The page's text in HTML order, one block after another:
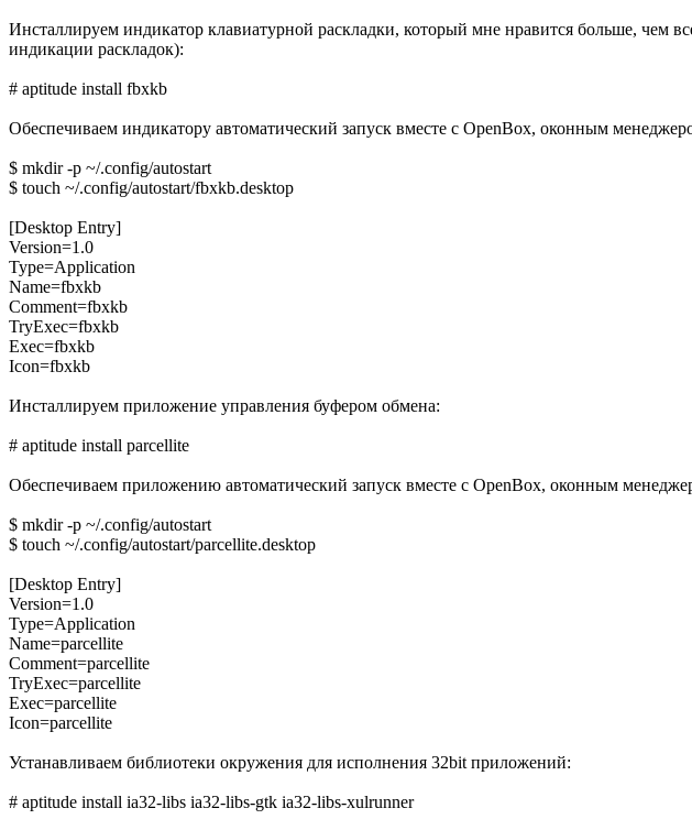
Инсталлируем индикатор клавиатурной раскладки, который мне нравится больше, чем
индикации раскладок):
# aptitude install fbxkb
Обеспечиваем индикатору автоматический запуск вместе с OpenBox, оконным
$ mkdir -p ~/.config/autostart
$ touch ~/.config/autostart/fbxkb.desktop
[Desktop Entry]
Version=1.0
Type=Application
Name=fbxkb
Comment=fbxkb
TryExec=fbxkb
Exec=fbxkb
Icon=fbxkb
Инсталлируем приложение управления буфером обмена:
# aptitude install parcellite
Обеспечиваем приложению автоматический запуск вместе с OpenBox, оконным
$ mkdir -p ~/.config/autostart
$ touch ~/.config/autostart/parcellite.desktop
[Desktop Entry]
Version=1.0
Type=Application
Name=parcellite
Comment=parcellite
TryExec=parcellite
Exec=parcellite
Icon=parcellite
Устанавливаем библиотеки окружения для исполнения 32bit приложений:
# aptitude install ia32-libs ia32-libs-gtk ia32-libs-xulrunner